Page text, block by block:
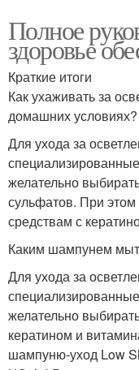
Полное
здоровье
Краткие итоги
Как ухаживать за
домашних условиях?
Для ухода за
желательно
сульфатов. При этом
средствам с
Каким шампунем
Для ухода за
желательно
кератином и
шампуню-уход Low